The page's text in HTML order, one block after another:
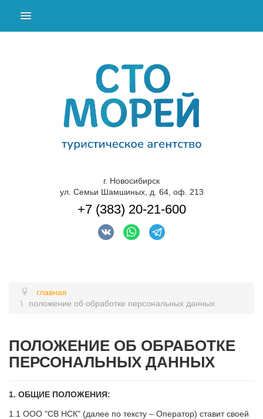
г. Новосибирск
ул. Семьи Шамшиных, д. 64, оф. 213
+7 (383) 20-21-600
главная
положение об обработке персональных данных
ПОЛОЖЕНИЕ ОБ ОБРАБОТКЕ
ПЕРСОНАЛЬНЫХ ДАННЫХ
1. ОБЩИЕ ПОЛОЖЕНИЯ:
1.1 ООО "СВ НСК" (далее по тексту – Оператор) ставит своей